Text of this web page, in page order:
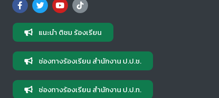
แนะนำ ติชม ร้องเรียน
ช่องทางร้องเรียน สำนักงาน ป.ป.ช.
ช่องทางร้องเรียน สำนักงาน ป.ป.ท.